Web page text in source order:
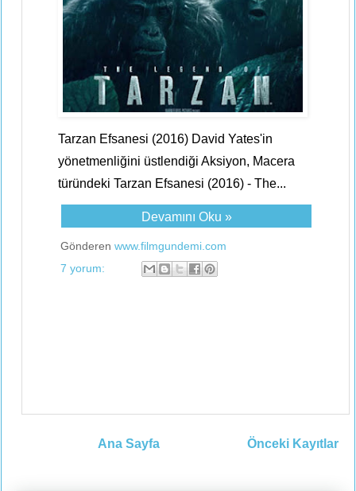
Tarzan Efsanesi (2016) David Yates'in
yönetmenliğini üstlendiği Aksiyon, Macera
türündeki Tarzan Efsanesi (2016) - The...
Devamını Oku »
Gönderen www.filmgundemi.com
7 yorum:
Önceki Kayıtlar
Ana Sayfa